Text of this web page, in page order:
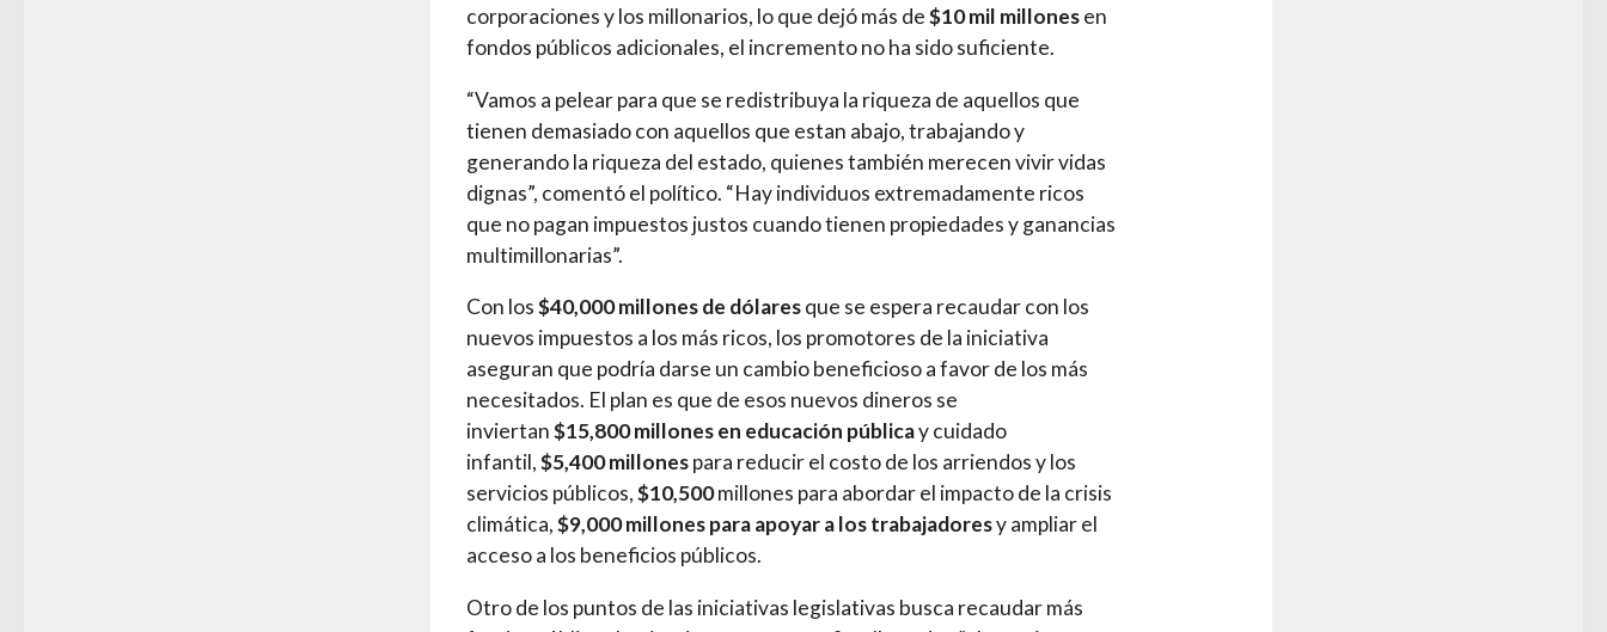
corporaciones y los millonarios, lo que dejó más de$10 mil millonesen
fondos públicos adicionales, el incremento no ha sido suficiente.
“Vamos a pelear para que se redistribuya la riqueza de aquellos que
tienen demasiado con aquellos que estan abajo, trabajando y
generando la riqueza del estado, quienes también merecen vivir vidas
dignas”, comentó el político. “Hay individuos extremadamente ricos
que no pagan impuestos justos cuando tienen propiedades y ganancias
multimillonarias”.
Con los$40,000 millones de dólaresque se espera recaudar con los
nuevos impuestos a los más ricos, los promotores de la iniciativa
aseguran que podría darse un cambio beneficioso a favor de los más
necesitados. El plan es que de esos nuevos dineros se
inviertan$15,800 millones en educación públicay cuidado
infantil,$5,400 millonespara reducir el costo de los arriendos y los
servicios públicos,$10,500millones para abordar el impacto de la crisis
climática,$9,000 millones para apoyar a los trabajadoresy ampliar el
acceso a los beneficios públicos.
Otro de los puntos de las iniciativas legislativas busca recaudar más